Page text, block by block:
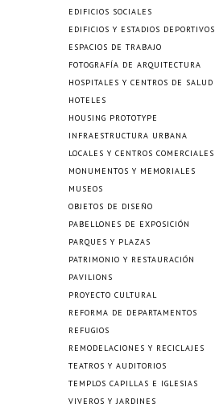
EDIFICIOS SOCIALES
EDIFICIOS Y ESTADIOS DEPORTIVOS
ESPACIOS DE TRABAJO
FOTOGRAFÍA DE ARQUITECTURA
HOSPITALES Y CENTROS DE SALUD
HOTELES
HOUSING PROTOTYPE
INFRAESTRUCTURA URBANA
LOCALES Y CENTROS COMERCIALES
MONUMENTOS Y MEMORIALES
MUSEOS
OBJETOS DE DISEÑO
PABELLONES DE EXPOSICIÓN
PARQUES Y PLAZAS
PATRIMONIO Y RESTAURACIÓN
PAVILIONS
PROYECTO CULTURAL
REFORMA DE DEPARTAMENTOS
REFUGIOS
REMODELACIONES Y RECICLAJES
TEATROS Y AUDITORIOS
TEMPLOS CAPILLAS E IGLESIAS
VIVEROS Y JARDINES